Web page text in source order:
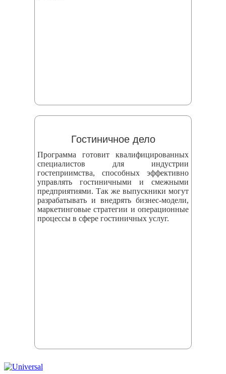
Гостиничное дело
Программа готовит квалифицированных
специалистов для индустрии
гостеприимства, способных эффективно
управлять гостиничными и смежными
предприятиями. Так же выпускники могут
разрабатывать и внедрять бизнес‑модели,
маркетинговые стратегии и операционные
процессы в сфере гостиничных услуг.